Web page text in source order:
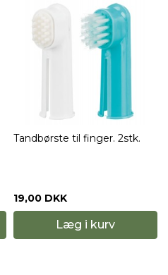
Tandbørste til finger. 2stk.
19,00 DKK
Læg i kurv